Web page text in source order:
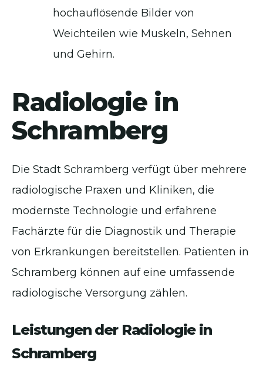
hochauflösende Bilder von
Weichteilen wie Muskeln, Sehnen
und Gehirn.
Radiologie in
Schramberg
Die Stadt Schramberg verfügt über mehrere
radiologische Praxen und Kliniken, die
modernste Technologie und erfahrene
Fachärzte für die Diagnostik und Therapie
von Erkrankungen bereitstellen. Patienten in
Schramberg können auf eine umfassende
radiologische Versorgung zählen.
Leistungen der Radiologie in
Schramberg